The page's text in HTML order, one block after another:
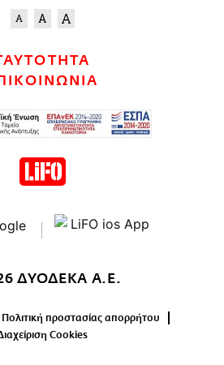
ΔΥΟΔΕΚΑ Α.Ε.
Πολιτική προστασίας απορρήτου
Cookies